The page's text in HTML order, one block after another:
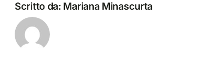
Scritto da: Mariana Minascurta